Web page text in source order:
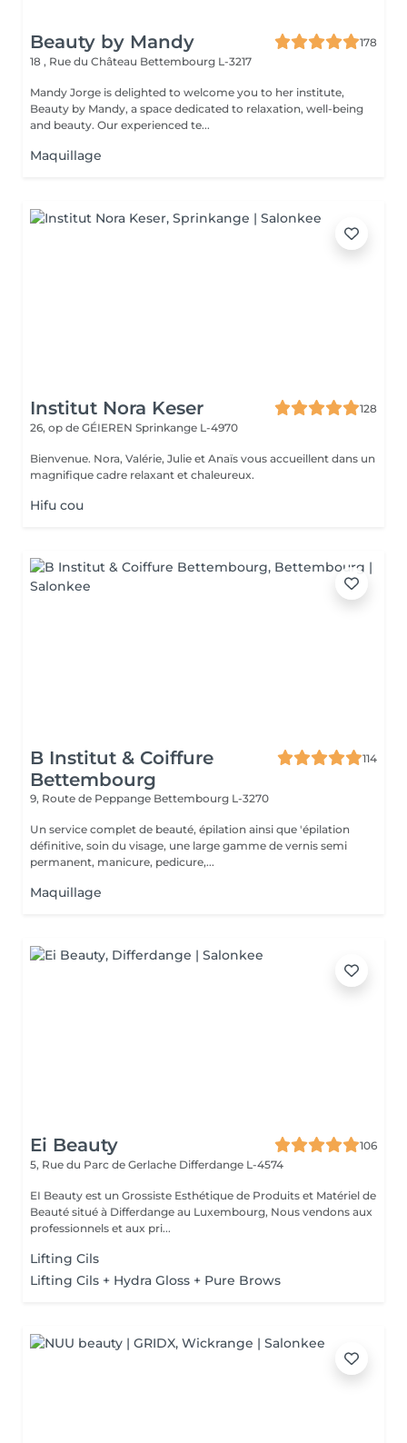
Beauty by Mandy
178
18 , Rue du Château Bettembourg L-3217
Mandy Jorge is delighted to welcome you to her institute,
Beauty by Mandy, a space dedicated to relaxation, well-being
and beauty. Our experienced te...
Maquillage
Institut Nora Keser
128
26, op de GÉIEREN Sprinkange L-4970
Bienvenue. Nora, Valérie, Julie et Anaïs vous accueillent dans un
magnifique cadre relaxant et chaleureux.
Hifu cou
B Institut & Coiffure
Bettembourg
114
9, Route de Peppange Bettembourg L-3270
Un service complet de beauté, épilation ainsi que 'épilation
définitive, soin du visage, une large gamme de vernis semi
permanent, manicure, pedicure,...
Maquillage
Ei Beauty
106
5, Rue du Parc de Gerlache Differdange L-4574
EI Beauty est un Grossiste Esthétique de Produits et Matériel de
Beauté situé à Differdange au Luxembourg, Nous vendons aux
professionnels et aux pri...
Lifting Cils
Lifting Cils + Hydra Gloss + Pure Brows